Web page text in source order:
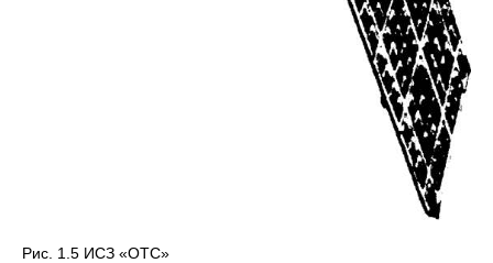
Рис. 1.5 ИСЗ «ОТС»